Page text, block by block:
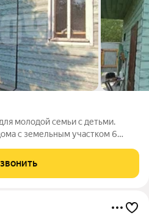
молодой семьи с детьми.
с земельным участком 6
и кухня. - Коммуникации: